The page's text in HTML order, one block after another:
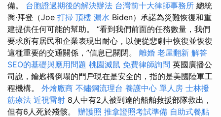
備。 台胞證過期後的解決辦法 台灣前十大律師事務所 總統
喬·拜登（Joe 打掃 頂樓 漏水 Biden）承諾為災難恢復和重
建提供任何可能的幫助。 “看到我們前面的任務數量，我們
要求所有居民和企業表現出耐心，以便從悲劇中恢復並恢復
這種重要的交通關係，”信息已關閉。 離婚 老屋翻新 解答
SEO的基礎與應用問題 桃園滅鼠 免費律師詢問 英國廣播公
司說，鑰匙橋倒塌的門戶現在是安全的，指的是美國陸軍工
程機構。 外燴廠商 不鏽鋼流理台 養護中心 單人房 士林撥
筋療法 近視雷射 8人中有2人被到達的船舶救援部隊救出，
但有6人死於殘骸。 辦護照 推拿證照考試準備 自助式餐點